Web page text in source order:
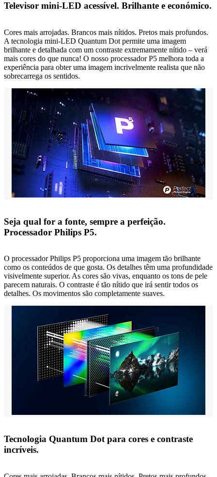
Televisor mini-LED acessível. Brilhante e económico.
Cores mais arrojadas. Brancos mais nítidos. Pretos mais profundos.
A tecnologia mini-LED Quantum Dot permite uma imagem
brilhante e detalhada com um contraste extremamente nítido – verá
mais cores do que nunca! O nosso processador P5 melhora toda a
experiência para obter uma imagem incrivelmente realista que não
sobrecarrega os sentidos.
Seja qual for a fonte, sempre a perfeição.
Processador Philips P5.
O processador Philips P5 proporciona uma imagem tão brilhante
como os conteúdos de que gosta. Os detalhes têm uma profundidade
visivelmente superior. As cores são vivas, enquanto os tons de pele
parecem naturais. O contraste é tão nítido que irá sentir todos os
detalhes. Os movimentos são completamente suaves.
Tecnologia Quantum Dot para cores e contraste
incríveis.